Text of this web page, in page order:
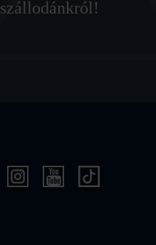
szállodánkról!